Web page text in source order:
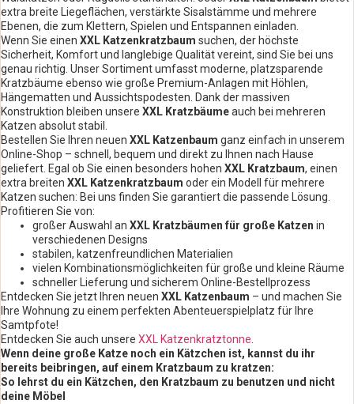
extra breite Liegeflächen, verstärkte Sisalstämme und mehrere
Ebenen, die zum Klettern, Spielen und Entspannen einladen.
Wenn Sie einen XXL Katzenkratzbaum suchen, der höchste
Sicherheit, Komfort und langlebige Qualität vereint, sind Sie bei uns
genau richtig. Unser Sortiment umfasst moderne, platzsparende
Kratzbäume ebenso wie große Premium-Anlagen mit Höhlen,
Hängematten und Aussichtspodesten. Dank der massiven
Konstruktion bleiben unsere XXL Kratzbäumeauch bei mehreren
Katzen absolut stabil.
Bestellen Sie Ihren neuen XXL Katzenbaum ganz einfach in unserem
Online-Shop – schnell, bequem und direkt zu Ihnen nach Hause
geliefert. Egal ob Sie einen besonders hohen XXL Kratzbaum, einen
extra breiten XXL Katzenkratzbaum oder ein Modell für mehrere
Katzen suchen: Bei uns finden Sie garantiert die passende Lösung.
Profitieren Sie von:
großer Auswahl an XXL Kratzbäumen für große Katzen in
verschiedenen Designs
stabilen, katzenfreundlichen Materialien
vielen Kombinationsmöglichkeiten für große und kleine Räume
schneller Lieferung und sicherem Online-Bestellprozess
Entdecken Sie jetzt Ihren neuen XXL Katzenbaum – und machen Sie
Ihre Wohnung zu einem perfekten Abenteuerspielplatz für Ihre
Samtpfote!
Entdecken Sie auch unsere XXL Katzenkratztonne.
Wenn deine große Katze noch ein Kätzchen ist, kannst du ihr
bereits beibringen, auf einem Kratzbaum zu kratzen:
So lehrst du ein Kätzchen, den Kratzbaum zu benutzen und nicht
deine Möbel